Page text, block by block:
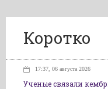
Коротко
17:37, 06 августа 2026
Ученые связали